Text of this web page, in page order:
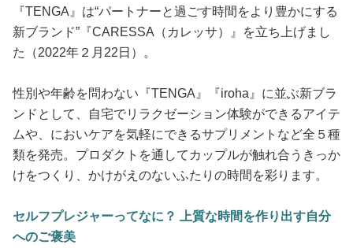
性と愛
ゲーム
『TENGA』は“パートナーと過ごす時間をより豊かにする
新ブランド”『CARESSA（カレッサ）』を立ち上げまし
た（2022年２月22日）。
性別や年齢を問わない『TENGA』『iroha』に並ぶ新ブラ
ンドとして、自宅でリラクゼーション体験ができるアイテ
ムや、においケアを気軽にできるサプリメントなど全５種
類を発売。プロダクトを通してカップルが触れ合うきっか
けをつくり、かけがえのないふたりの時間を彩ります。
セルフプレジャーってなに？ 上質な時間を作り出す自分
へのご褒美